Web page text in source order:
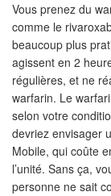
Vous prenez du
comme le
beaucoup plus
agissent en 2
régulières, et ne
warfarin. Le
selon votre
devriez envisager
Mobile, qui coûte
l’unité. Sans ça,
personne ne sait